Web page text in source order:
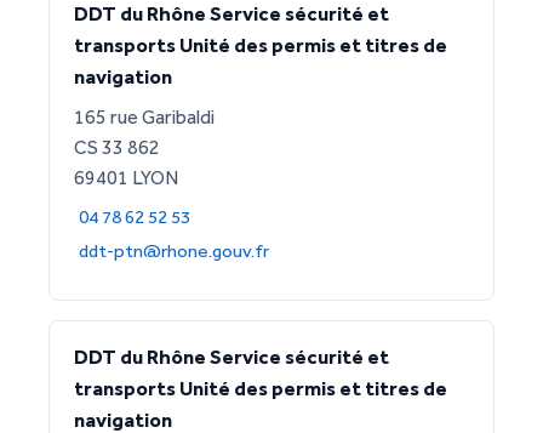
DDT du Rhône Service sécurité et
transports Unité des permis et titres de
navigation
165 rue Garibaldi
CS 33 862
69401 LYON
04 78 62 52 53
ddt-ptn@rhone.gouv.fr
DDT du Rhône Service sécurité et
transports Unité des permis et titres de
navigation